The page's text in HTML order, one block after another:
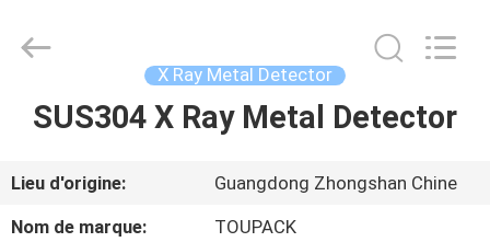
MAISON
PRODUITS
EQUIPMENT
Reserved.
X Ray Metal Detector
SUS304 X Ray Metal Detector
Lieu d'origine:
Guangdong Zhongshan Chine
Nom de marque:
TOUPACK